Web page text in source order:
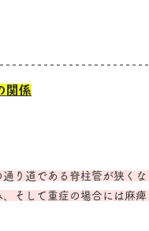
関係
り道である脊柱管が狭く
そして重症の場合には麻